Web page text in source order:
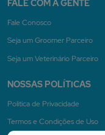
FALE COM A GENTE
Fale Conosco
Seja um Groomer Parceiro
Seja um Veterinário Parceiro
NOSSAS POLÍTICAS
Politica de Privacidade
Termos e Condições de Uso